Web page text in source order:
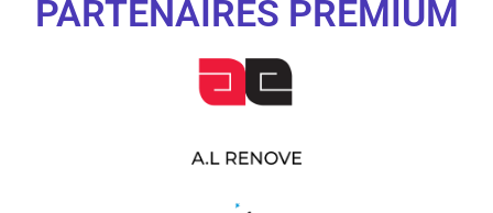
PARTENAIRES PREMIUM